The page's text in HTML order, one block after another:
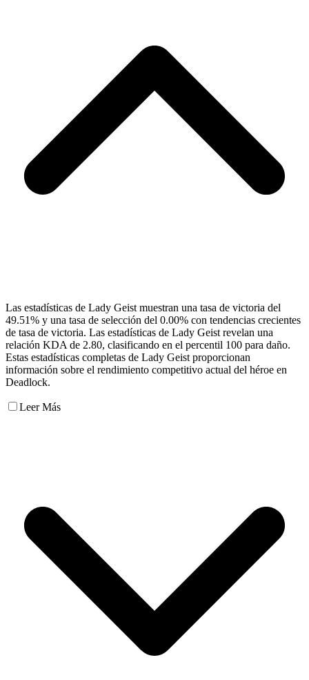
Las estadísticas de Lady Geist muestran una tasa de victoria del
49.51% y una tasa de selección del 0.00% con tendencias crecientes
de tasa de victoria. Las estadísticas de Lady Geist revelan una
relación KDA de 2.80, clasificando en el percentil 100 para daño.
Estas estadísticas completas de Lady Geist proporcionan
información sobre el rendimiento competitivo actual del héroe en
Deadlock.
Leer Más